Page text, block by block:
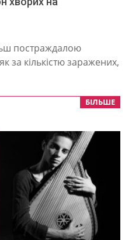
постраждалою
за кількістю заражених,
БІЛЬШЕ